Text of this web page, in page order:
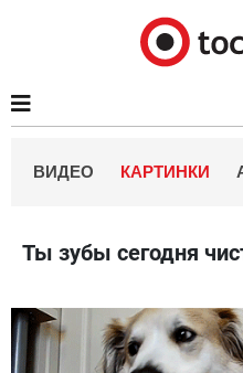
ВИДЕО КАРТИНКИ
Ты зубы сегодня